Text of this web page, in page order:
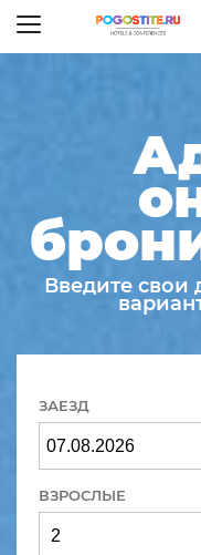
Введите свои
ЗАЕЗД
ВЗРОСЛЫЕ